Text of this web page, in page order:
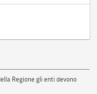
Regione gli enti devono